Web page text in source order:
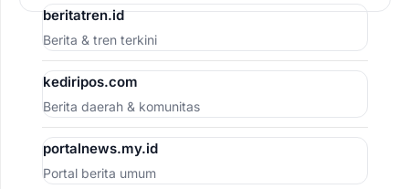
beritatren.id
Berita & tren terkini
kediripos.com
Berita daerah & komunitas
portalnews.my.id
Portal berita umum